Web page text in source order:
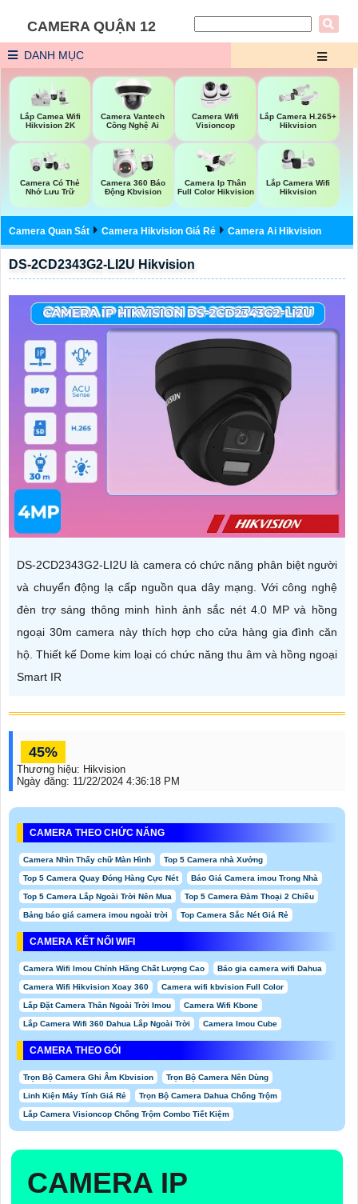
CAMERA QUẬN 12
DANH MỤC
Lắp Camea Wifi
Hikvision 2K
Camera Vantech
Công Nghệ Ai
Camera Wifi
Visioncop
Lắp Camera H.265+
Hikvision
Camera Có Thẻ
Nhớ Lưu Trữ
Camera 360 Báo
Động Kbvision
Camera Ip Thân
Full Color Hikvision
Lắp Camera Wifi
Hikvision
Camera Quan Sát Camera Hikvision Giá Rẻ Camera Ai Hikvision
DS-2CD2343G2-LI2U Hikvision
DS-2CD2343G2-LI2U là camera có chức năng phân biệt người
và chuyển động lạ cấp nguồn qua dây mạng. Với công nghệ
đèn trợ sáng thông minh hình ảnh sắc nét 4.0 MP và hồng
ngoại 30m camera này thích hợp cho cửa hàng gia đình căn
hộ. Thiết kế Dome kim loại có chức năng thu âm và hồng ngoại
Smart IR
45%
Thương hiệu: Hikvision
Ngày đăng: 11/22/2024 4:36:18 PM
CAMERA THEO CHỨC NĂNG
Camera Nhìn Thấy chữ Màn Hình Top 5 Camera nhà Xưởng
Top 5 Camera Quay Đóng Hàng Cực Nét Báo Giá Camera imou Trong Nhà
Top 5 Camera Lắp Ngoài Trời Nên Mua Top 5 Camera Đàm Thoại 2 Chiều
Bảng báo giá camera imou ngoài trời Top Camera Sắc Nét Giá Rẻ
CAMERA KẾT NỐI WIFI
Camera Wifi Imou Chính Hãng Chất Lượng Cao Báo gia camera wifi Dahua
Camera Wifi Hikvision Xoay 360 Camera wifi kbvision Full Color
Lắp Đặt Camera Thân Ngoài Trời Imou Camera Wifi Kbone
Lắp Camera Wifi 360 Dahua Lắp Ngoài Trời Camera Imou Cube
CAMERA THEO GÓI
Trọn Bộ Camera Ghi Âm Kbvision Trọn Bộ Camera Nên Dùng
Linh Kiện Máy Tính Giá Rẻ Trọn Bộ Camera Dahua Chống Trộm
Lắp Camera Visioncop Chống Trộm Combo Tiết Kiệm
CAMERA IP